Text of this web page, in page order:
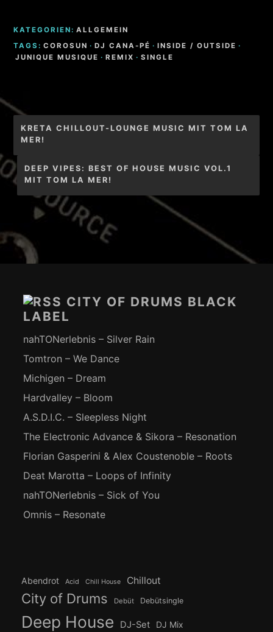
KATEGORIEN: ALLGEMEIN
TAGS: COROSUN · DJ CANA-PÉ · INSIDE / OUTSIDE ·
JUNIQUE MUSIQUE · REMIX · SINGLE
Beitragsnavigation
KRETA CHILLOUT-LOUNGE MUSIC MIT TOM LA
MER!
DEEP VIPES: BEST OF HOUSE MUSIC VOL.1
MIT TOM LA MER!
CITY OF DRUMS BLACK
LABEL
nahTONerlebnis – Silver Rain
Tomtron – We Dance
Michigen – Dream
Hardvalley – Bloom
A.S.D.I.C. – Sleepless Night
The Electronic Advance & Sikora – Resonation
Florian Gasperini & Alex Coustenoble – Roots
Deat Marotta – Loops of Infinity
nahTONerlebnis – Sick of You
Omnis – Resonate
Abendrot Acid Chill House Chillout
City of Drums Debüt Debütsingle
Deep House DJ-Set DJ Mix